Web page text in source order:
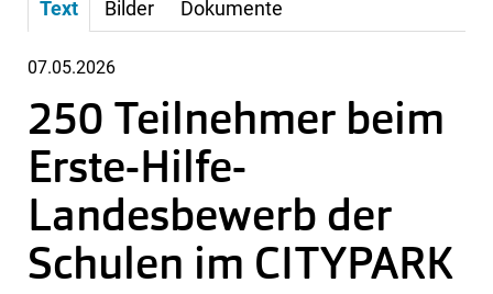
Text Bilder Dokumente
07.05.2026
250 Teilnehmer beim
Erste-Hilfe-
Landesbewerb der
Schulen im CITYPARK